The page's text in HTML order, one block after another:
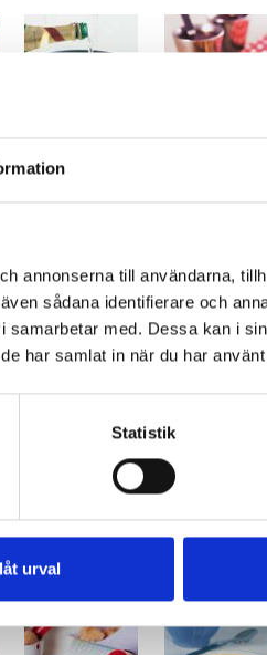
annonserna till användarna,
sådana identifierare och
med. Dessa kan i
har samlat in när du har
Statistik
urval
med räkor
och löjrom
bacon
citronfraiche